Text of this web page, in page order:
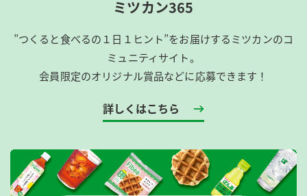
ミツカン365
”つくると食べるの１日１ヒント”をお届けするミツカンのコ
ミュニティサイト。
会員限定のオリジナル賞品などに応募できます！
詳しくはこちら